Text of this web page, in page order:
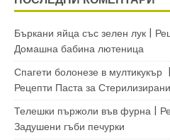
Бъркани яйца със зелен лук |
Домашна бабина лютеница
Спагети болонезе в мултикукър |
Рецепти Паста за
Телешки пържоли във фурна |
Задушени гъби печурки